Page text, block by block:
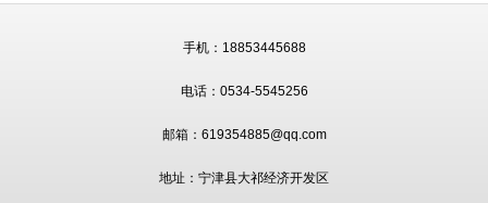
手机：18853445688
电话：0534-5545256
邮箱：619354885@qq.com
地址：宁津县大祁经济开发区